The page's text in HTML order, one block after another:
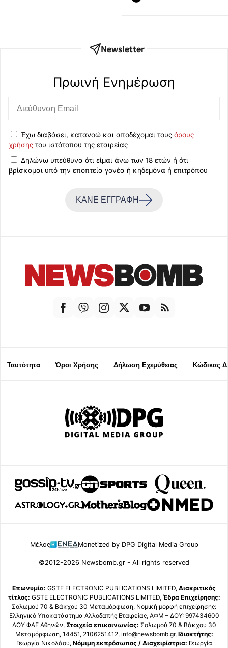
Newsletter
Πρωινή Eνημέρωση
Έχω διαβάσει, κατανοώ και αποδέχομαι τους όρους
χρήσης του ιστότοπου της εταιρείας
Δηλώνω υπεύθυνα ότι είμαι άνω των 18 ετών ή ότι
βρίσκομαι υπό την εποπτεία γονέα ή κηδεμόνα ή επιτρόπου
ΚΑΝΕ ΕΓΓΡΑΦΗ
Ταυτότητα Όροι Χρήσης Δήλωση Εχεμύθειας Κώδικας
Μέλος Monetized by DPG Digital Media Group
©2012-2026 Newsbomb.gr - All rights reserved
Επωνυμία: GSTE ELECTRONIC PUBLICATIONS LIMITED, Διακριτικός
τίτλος: GSTE ELECTRONIC PUBLICATIONS LIMITED, Έδρα Επιχείρησης:
Σολωμού 70 & Βάκχου 30 Μεταμόρφωση, Νομική μορφή επιχείρησης:
Ελληνικό Υποκατάστημα Αλλοδαπής Εταιρείας, ΑΦΜ – ΔΟΥ: 997434600
ΔΟΥ ΦΑΕ Αθηνών, Στοιχεία επικοινωνίας: Σολωμού 70 & Βάκχου 30
Μεταμόρφωση, 14451, 2106251412, info@newsbomb.gr, Ιδιοκτήτης:
Γεωργία Νικολάου, Νόμιμη εκπρόσωπος / Διαχειρίστρια: Γεωργία